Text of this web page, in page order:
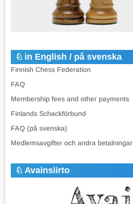
in English / på svenska
Finnish Chess Federation
FAQ
Membership fees and other payments
Finlands Schackförbund
FAQ (på svenska)
Medlemsavgifter och andra betalningar
Avainsiirto